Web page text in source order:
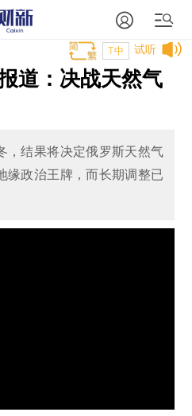
试听
T中
道：决战天然气
，结果将决定俄罗斯天然气
缘政治王牌，而长期调整已